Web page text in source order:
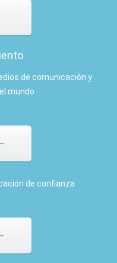
de comunicación y
mundo
de confianza